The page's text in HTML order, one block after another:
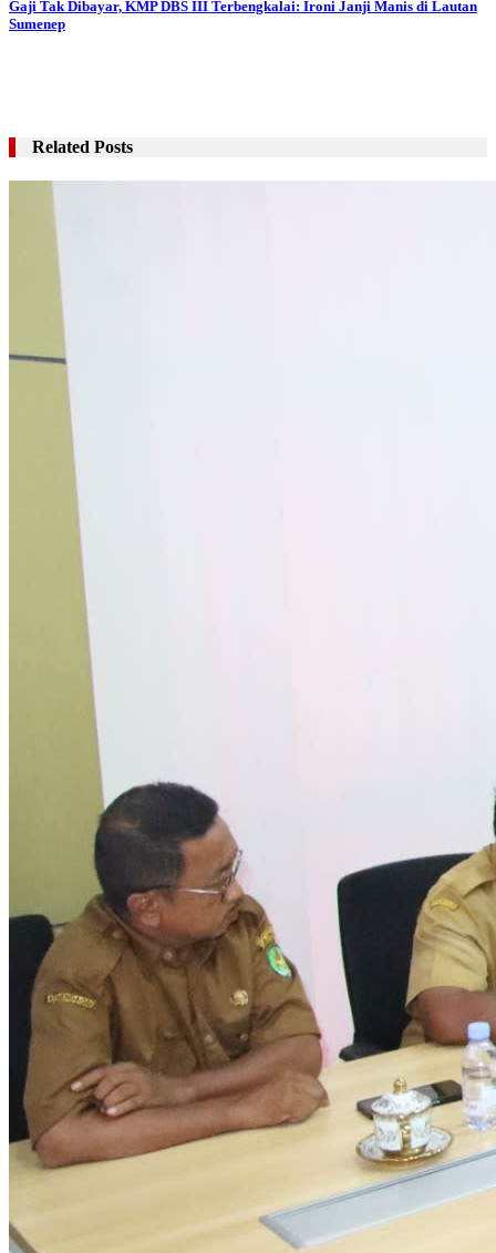
Gaji Tak Dibayar, KMP DBS III Terbengkalai: Ironi Janji Manis di Lautan
Sumenep
Related Posts